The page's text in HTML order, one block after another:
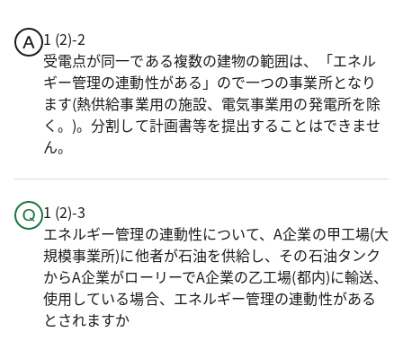
1 (2)-2
受電点が同一である複数の建物の範囲は、「エネル
ギー管理の連動性がある」ので一つの事業所となり
ます(熱供給事業用の施設、電気事業用の発電所を除
く。)。分割して計画書等を提出することはできませ
ん。
1 (2)-3
エネルギー管理の連動性について、A企業の甲工場(大
規模事業所)に他者が石油を供給し、その石油タンク
からA企業がローリーでA企業の乙工場(都内)に輸送、
使用している場合、エネルギー管理の連動性がある
とされますか